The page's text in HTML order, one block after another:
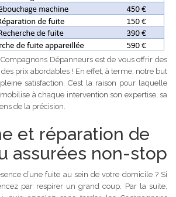
Dépanneurs est de vous offrir des
prix abordables ! En effet, à terme, notre but
satisfaction. C’est la raison pour laquelle
à chaque intervention son expertise, sa
de la précision.
et réparation de
assurées non-stop
d’une fuite au sein de votre domicile ? Si
par respirer un grand coup. Par la suite,